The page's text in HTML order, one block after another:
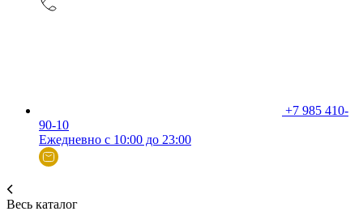
+7 985 410-
90-10
Ежедневно с 10:00 до 23:00
Весь каталог